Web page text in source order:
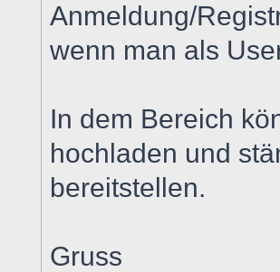
Anmeldung/
wenn man als
In dem Bereich
hochladen und
bereitstellen.
Gruss